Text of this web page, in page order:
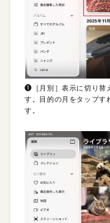
❶［月別］表示に切り替
す。目的の月をタップす
す。